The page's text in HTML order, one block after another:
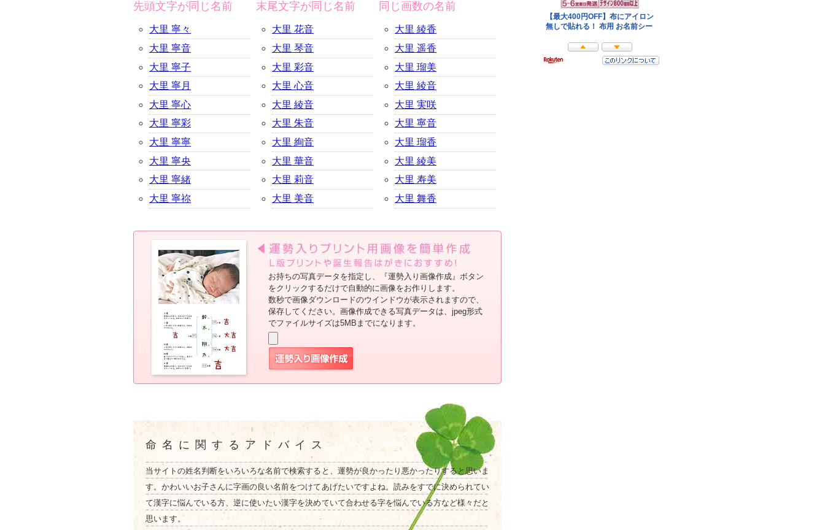
先頭文字が同じ名前
大里 寧々
大里 寧音
大里 寧子
大里 寧月
大里 寧心
大里 寧彩
大里 寧寧
大里 寧央
大里 寧緒
大里 寧祢
末尾文字が同じ名前
大里 花音
大里 琴音
大里 彩音
大里 心音
大里 綾音
大里 朱音
大里 絢音
大里 華音
大里 莉音
大里 美音
同じ画数の名前
大里 綾香
大里 遥香
大里 瑠美
大里 綾音
大里 実咲
大里 寧音
大里 瑠香
大里 綾美
大里 寿美
大里 舞香
お持ちの写真データを指定し、『運勢入り画像作成』ボタン
をクリックするだけで自動的に画像をお作りします。
数秒で画像ダウンロードのウインドウが表示されますので、
保存してください。画像作成できる写真データは、jpeg形式
でファイルサイズは5MBまでになります。
命名に関するアドバイス
当サイトの姓名判断をいろいろな名前で検索すると、運勢が良かったり悪かったりすると思いま
す。かわいいお子さんに字画の良い名前をつけてあげたいですよね。読みをすでに決められてい
て漢字に悩んでいる方、逆に使いたい漢字を決めていて合わせる字を悩んでいる方など様々だと
思います。